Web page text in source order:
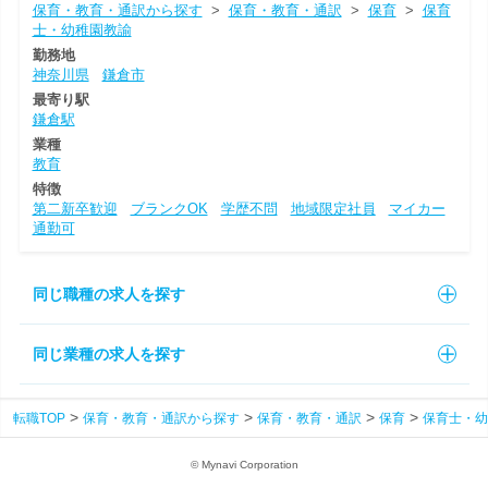
保育・教育・通訳から探す > 保育・教育・通訳 > 保育> 保育
士・幼稚園教諭
勤務地
神奈川県
鎌倉市
最寄り駅
鎌倉駅
業種
教育
特徴
第二新卒歓迎
ブランクOK 学歴不問 地域限定社員
マイカー
通勤可
同じ職種の求人を探す
同じ業種の求人を探す
転職TOP 保育・教育・通訳から探す 保育・教育・通訳 保育 保育士・
© Mynavi Corporation